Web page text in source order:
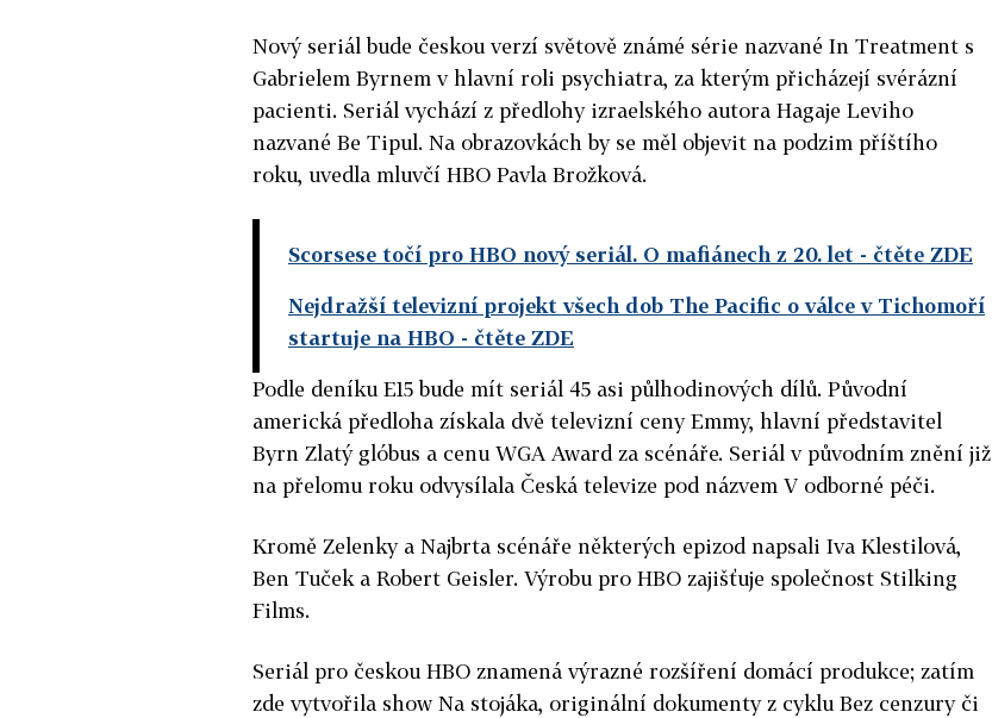
Nový seriál bude českou verzí světově známé série nazvané In Treatment s
Gabrielem Byrnem v hlavní roli psychiatra, za kterým přicházejí svérázní
pacienti. Seriál vychází z předlohy izraelského autora Hagaje Leviho
nazvané Be Tipul. Na obrazovkách by se měl objevit na podzim příštího
roku, uvedla mluvčí HBO Pavla Brožková.
Scorsese točí pro HBO nový seriál. O mafiánech z 20. let - čtěte ZDE
Nejdražší televizní projekt všech dob The Pacific o válce v Tichomoří
startuje na HBO - čtěte ZDE
Podle deníku E15 bude mít seriál 45 asi půlhodinových dílů. Původní
americká předloha získala dvě televizní ceny Emmy, hlavní představitel
Byrn Zlatý glóbus a cenu WGA Award za scénáře. Seriál v původním znění již
na přelomu roku odvysílala Česká televize pod názvem V odborné péči.
Kromě Zelenky a Najbrta scénáře některých epizod napsali Iva Klestilová,
Ben Tuček a Robert Geisler. Výrobu pro HBO zajišťuje společnost Stilking
Films.
Seriál pro českou HBO znamená výrazné rozšíření domácí produkce; zatím
zde vytvořila show Na stojáka, originální dokumenty z cyklu Bez cenzury či